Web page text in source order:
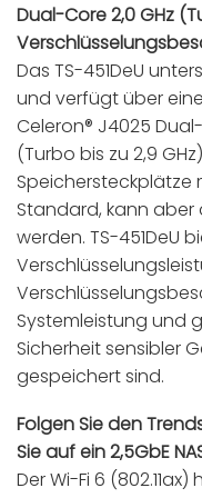
Dual-Core 2,0 GHz
Das TS-451DeU
und verfügt über
Celeron® J4025
(Turbo bis zu 2,9
Speichersteckplätze
Standard, kann aber
werden. TS-451DeU
Systemleistung und
Sicherheit sensibler
gespeichert sind.
Folgen Sie den
Sie auf ein 2,5GbE
Der Wi-Fi 6